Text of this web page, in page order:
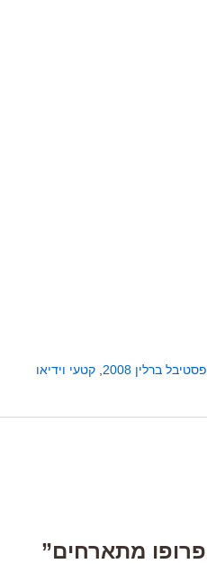
פסטיבל ברלין 2008 קטעי וידיאו